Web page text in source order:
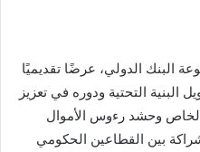
البنك الدولي، عرضًا تقديميًا
التحتية ودوره في تعزيز
وحشد رءوس الأموال
بين القطاعين الحكومي